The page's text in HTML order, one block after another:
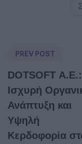
PREV POST
DOTSOFT Α.Ε.:
Ισχυρή
Ανάπτυξη και
Υψηλή
Κερδοφορία